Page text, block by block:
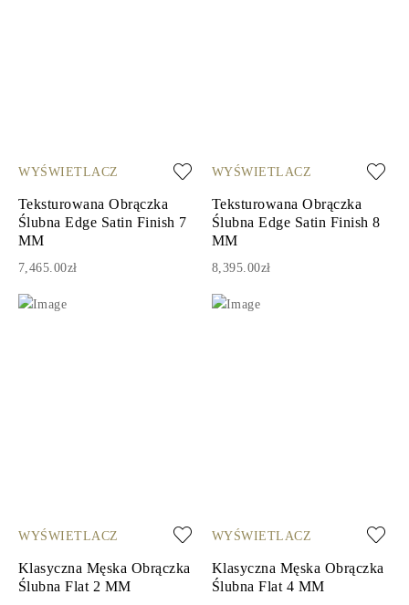
WYŚWIETLACZ
Teksturowana Obrączka
Ślubna Edge Satin Finish 7
MM
7,465.00zł
WYŚWIETLACZ
Teksturowana Obrączka
Ślubna Edge Satin Finish 8
MM
8,395.00zł
WYŚWIETLACZ
Klasyczna Męska Obrączka
Ślubna Flat 2 MM
WYŚWIETLACZ
Klasyczna Męska Obrączka
Ślubna Flat 4 MM